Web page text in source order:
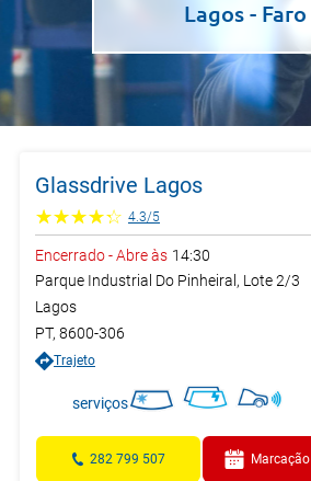
Lagos - Faro
Glassdrive Lagos
4.3/5
Encerrado-Abre às 14:30
Parque Industrial Do Pinheiral, Lote 2/3
Lagos
PT, 8600-306
Trajeto
serviços
282 799 507 Marcação